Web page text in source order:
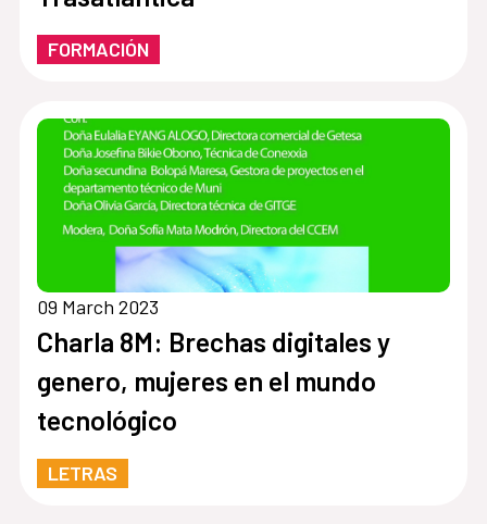
FORMACIÓN
09 March 2023
Charla 8M: Brechas digitales y
genero, mujeres en el mundo
tecnológico
LETRAS